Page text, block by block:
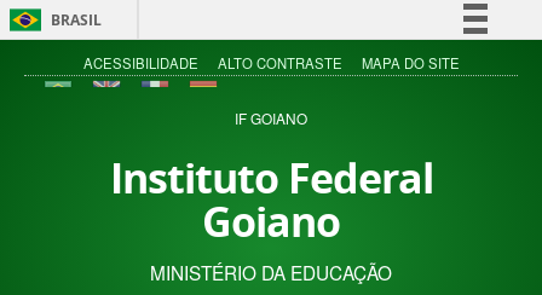
BRASIL
Simplifique!
Acesso à informação
ACESSIBILIDADE ALTO CONTRASTE MAPA DO SITE
IF GOIANO
Instituto Federal
Goiano
MINISTÉRIO DA EDUCAÇÃO